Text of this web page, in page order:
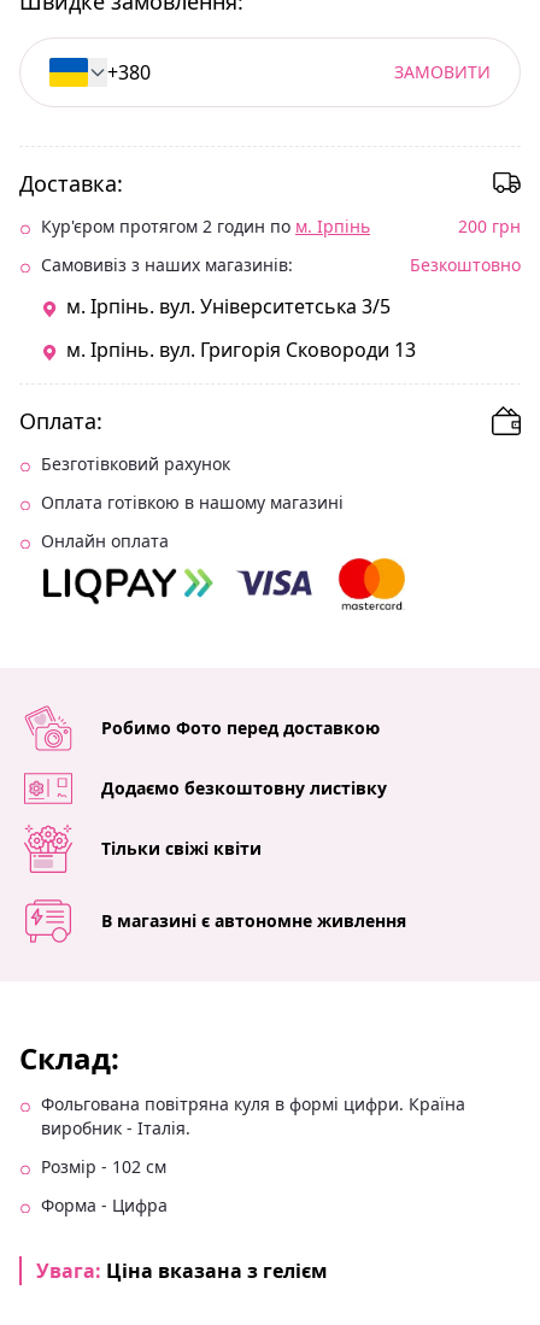
ЗАМОВИТИ
Доставка:
Кур'єром протягом 2 годин по м. Ірпінь
200 грн
Самовивіз з наших магазинів:
Безкоштовно
м. Ірпінь. вул. Університетська 3/5
м. Ірпінь. вул. Григорія Сковороди 13
Оплата:
Безготівковий рахунок
Оплата готівкою в нашому магазині
Онлайн оплата
Робимо Фото перед доставкою
Додаємо безкоштовну листівку
Тільки свіжі квіти
В магазині є автономне живлення
Склад:
Фольгована повітряна куля в формі цифри. Країна
виробник - Італія.
Розмір - 102 см
Форма - Цифра
Увага: Ціна вказана з гелієм